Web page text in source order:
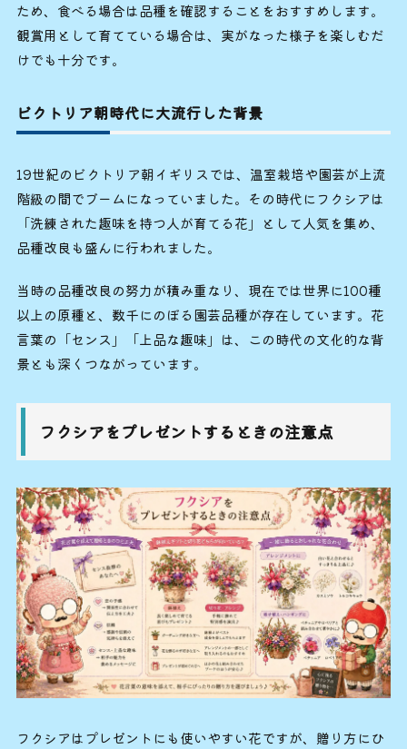
ため、食べる場合は品種を確認することをおすすめします。
観賞用として育てている場合は、実がなった様子を楽しむだ
けでも十分です。
ビクトリア朝時代に大流行した背景
19世紀のビクトリア朝イギリスでは、温室栽培や園芸が上流
階級の間でブームになっていました。その時代にフクシアは
「洗練された趣味を持つ人が育てる花」として人気を集め、
品種改良も盛んに行われました。
当時の品種改良の努力が積み重なり、現在では世界に100種
以上の原種と、数千にのぼる園芸品種が存在しています。花
言葉の「センス」「上品な趣味」は、この時代の文化的な背
景とも深くつながっています。
フクシアをプレゼントするときの注意点
フクシアはプレゼントにも使いやすい花ですが、贈り方にひ